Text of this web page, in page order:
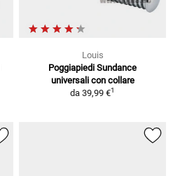
Louis
Poggiapiedi Sundance
universali con collare
da 39,99 €1